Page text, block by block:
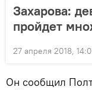
Захарова:
пройдет
27 апреля 2018,
Он сообщил